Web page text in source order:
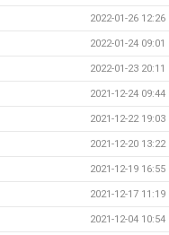
2022-01-26 12:26
2022-01-24 09:01
2022-01-23 20:11
2021-12-24 09:44
2021-12-22 19:03
2021-12-20 13:22
2021-12-19 16:55
2021-12-17 11:19
2021-12-04 10:54